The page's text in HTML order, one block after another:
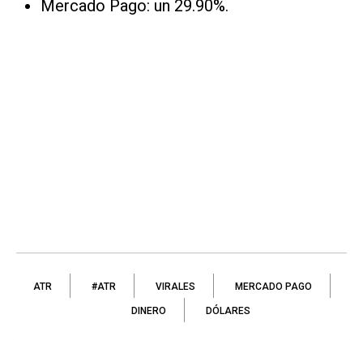
Mercado Pago: un 29.90%.
ATR #ATR VIRALES MERCADO PAGO
DINERO DÓLARES